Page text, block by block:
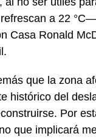
a 22
Casa Ronald
que la zona
histórico del
Por
que implicará